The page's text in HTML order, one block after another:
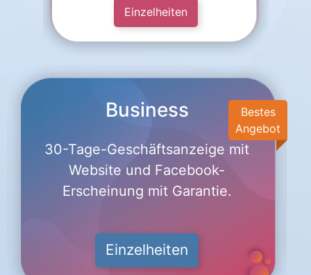
Einzelheiten
Bestes
Angebot
Business
30-Tage-Geschäftsanzeige mit
Website und Facebook-
Erscheinung mit Garantie.
Einzelheiten